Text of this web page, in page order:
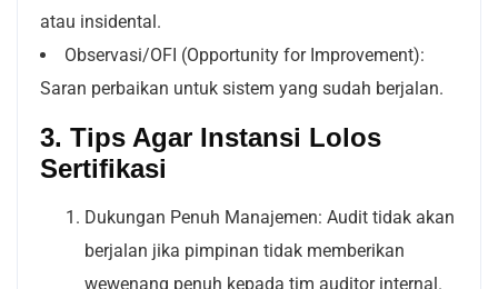
atau insidental.
Observasi/OFI (Opportunity for Improvement):
Saran perbaikan untuk sistem yang sudah berjalan.
3. Tips Agar Instansi Lolos
Sertifikasi
Dukungan Penuh Manajemen: Audit tidak akan
berjalan jika pimpinan tidak memberikan
wewenang penuh kepada tim auditor internal.